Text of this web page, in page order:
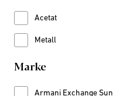
Acetat
Refine by Material:
Metall
Refine by Material:
Marke
Armani Exchange Sun
Refine by Marke: